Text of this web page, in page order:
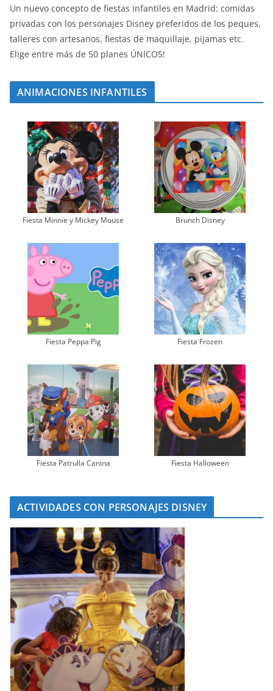
Un nuevo concepto de fiestas infantiles en Madrid: comidas
privadas con los personajes Disney preferidos de los peques,
talleres con artesanos, fiestas de maquillaje, pijamas etc.
Elige entre más de 50 planes ÚNICOS!
ANIMACIONES INFANTILES
Fiesta Minnie y Mickey Mouse Brunch Disney
Fiesta Peppa Pig Fiesta Frozen
Fiesta Patrulla Canina Fiesta Halloween
ACTIVIDADES CON PERSONAJES DISNEY